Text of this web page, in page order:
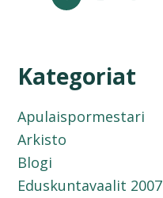
Kategoriat
Apulaispormestari
Arkisto
Blogi
Eduskuntavaalit 2007